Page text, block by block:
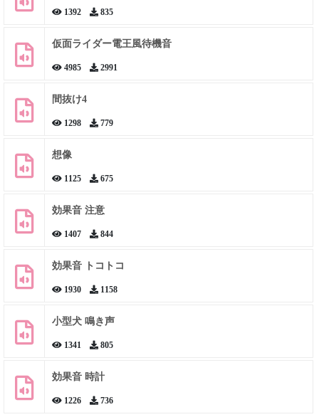
1392 835
仮面ライダー電王風待機音
4985 2991
間抜け4
1298 779
想像
1125 675
効果音 注意
1407 844
効果音 トコトコ
1930 1158
小型犬 鳴き声
1341 805
効果音 時計
1226 736